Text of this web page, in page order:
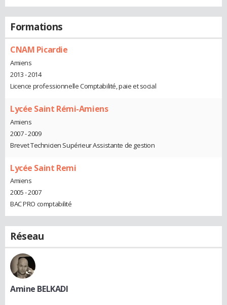
Formations
CNAM Picardie
Amiens
2013 - 2014
Licence professionnelle Comptabilité, paie et social
Lycée Saint Rémi-Amiens
Amiens
2007 - 2009
Brevet Technicien Supérieur Assistante de gestion
Lycée Saint Remi
Amiens
2005 - 2007
BAC PRO comptabilité
Réseau
Amine BELKADI